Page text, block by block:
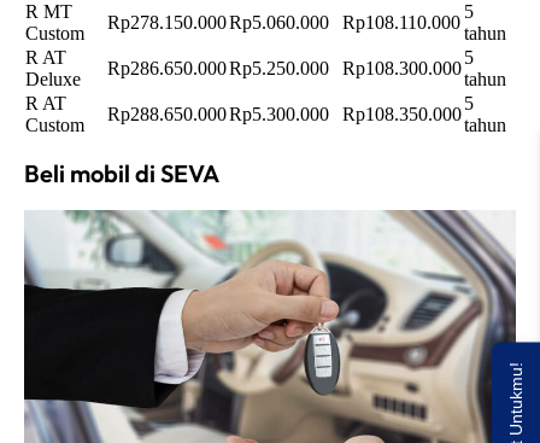
R MT
Custom
Rp278.150.000Rp5.060.000 Rp108.110.000
5
tahun
R AT
Deluxe
Rp286.650.000Rp5.250.000 Rp108.300.000
5
tahun
R AT
Custom
Rp288.650.000Rp5.300.000 Rp108.350.000
5
tahun
Beli mobil di SEVA